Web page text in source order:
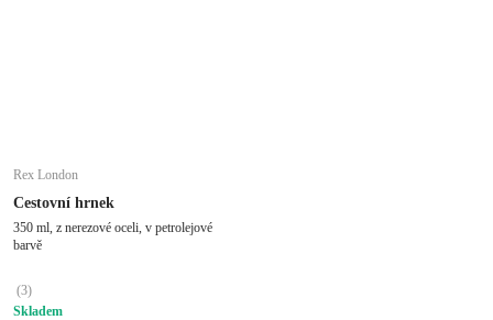
Rex London
Cestovní hrnek
350 ml, z nerezové oceli, v petrolejové
barvě
(3)
Skladem